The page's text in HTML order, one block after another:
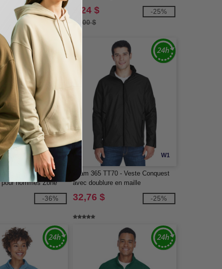
-28%
Youth Zone
9,24 $
11,00 $
-25%
W1
- Quart de zip de
hommes Zone
-36%
W1
Team 365 TT70 - Veste Conquest
avec doublure en maille
32,76 $ -25%